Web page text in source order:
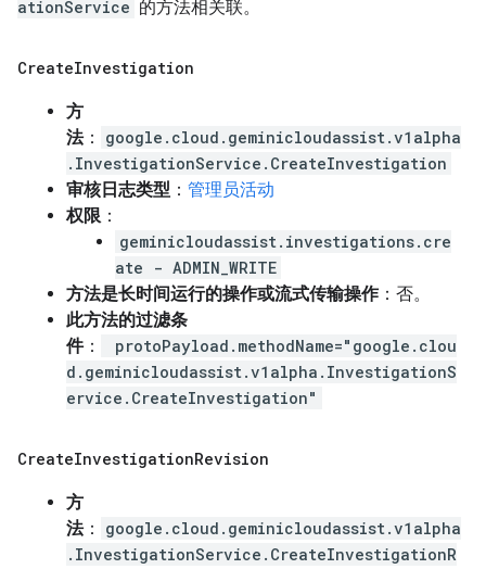
ationService 的方法相关联。
CreateInvestigation
方
法：
google.cloud.geminicloudassist.v1alpha
.InvestigationService.CreateInvestigation
审核日志类型 ： 管理员活动
权限 ：
geminicloudassist.investigations.cre
ate - ADMIN_WRITE
方法是长时间运行的操作或流式传输操作：否。
此方法的过滤条
件：
protoPayload.methodName="google.clou
d.geminicloudassist.v1alpha.InvestigationS
ervice.CreateInvestigation"
CreateInvestigationRevision
方
法：
google.cloud.geminicloudassist.v1alpha
.InvestigationService.CreateInvestigationR